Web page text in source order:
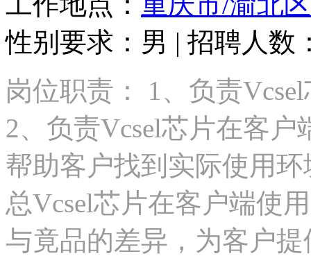
性别要求：男 | 招聘人数
岗位职责： 1、负责
2、负责Vcsel芯片在客
帮助客户找到实际使用
总Vcsel芯片在客户端使
与竟品的差异，为客户